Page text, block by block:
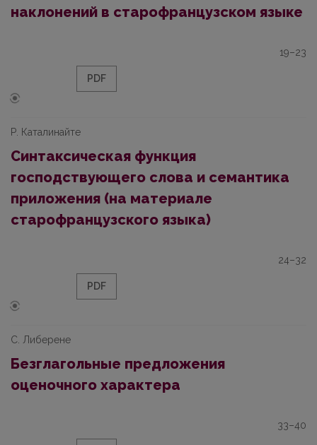
наклонений в старофранцузском языке
19–23
PDF
Р. Каталинайте
Синтаксическая функция
господствующего слова и семантика
приложения (на материале
старофранцузского языка)
24–32
PDF
С. Либерене
Безглагольные предложения
оценочного характера
33–40